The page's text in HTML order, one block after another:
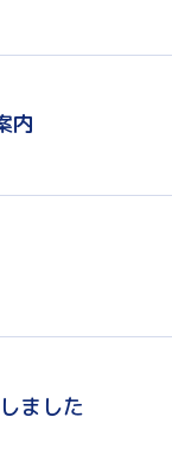
内
ました